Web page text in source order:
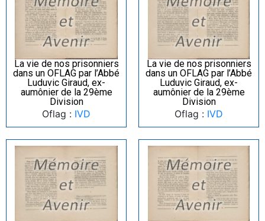
La vie de nos prisonniers
dans un OFLAG par l’Abbé
Luduvic Giraud, ex-
aumônier de la 29ème
Division
Oflag : IVD
La vie de nos prisonniers
dans un OFLAG par l’Abbé
Luduvic Giraud, ex-
aumônier de la 29ème
Division
Oflag : IVD